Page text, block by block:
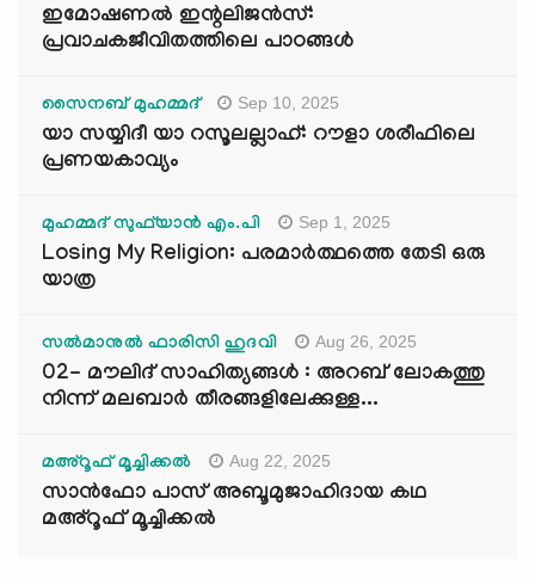
ഇമോഷണൽ ഇന്റലിജൻസ്:
പ്രവാചകജീവിതത്തിലെ പാഠങ്ങൾ
സൈനബ് മുഹമ്മദ് Sep 10, 2025
യാ സയ്യിദീ യാ റസൂലല്ലാഹ്: റൗളാ ശരീഫിലെ
പ്രണയകാവ്യം
മുഹമ്മദ് സുഫ്‌യാൻ എം.പി Sep 1, 2025
Losing My Religion: പരമാർത്ഥത്തെ തേടി ഒരു
യാത്ര
സൽമാനുൽ ഫാരിസി ഹുദവി Aug 26, 2025
02- മൗലിദ് സാഹിത്യങ്ങൾ : അറബ് ലോകത്തു
നിന്ന് മലബാർ തീരങ്ങളിലേക്കുള്ള...
മഅ്റൂഫ് മൂച്ചിക്കല്‍ Aug 22, 2025
സാൻഫോ പാസ് അബൂമുജാഹിദായ കഥ
മഅ്റൂഫ് മൂച്ചിക്കല്‍